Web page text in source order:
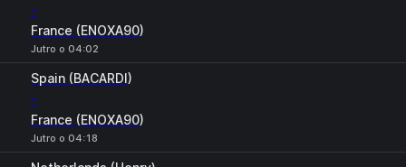
-
France (ENOXA90)
Jutro o 04:02
Spain (BACARDI)
-
France (ENOXA90)
Jutro o 04:18